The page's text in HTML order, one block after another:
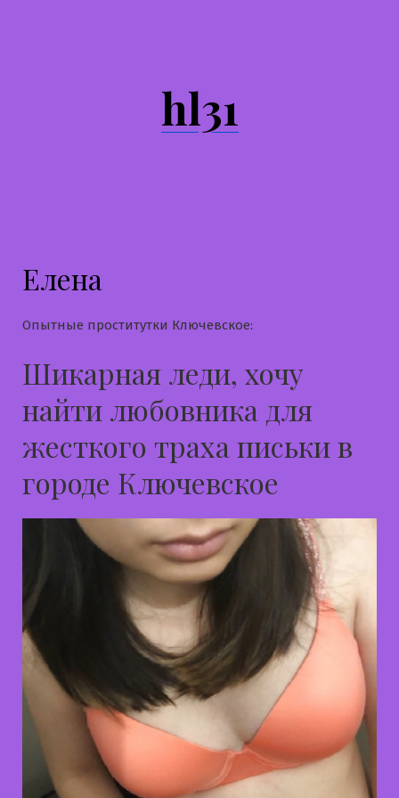
hl31
Елена
Опытные проститутки Ключевское:
Шикарная леди, хочу
найти любовника для
жесткого траха письки в
городе Ключевское